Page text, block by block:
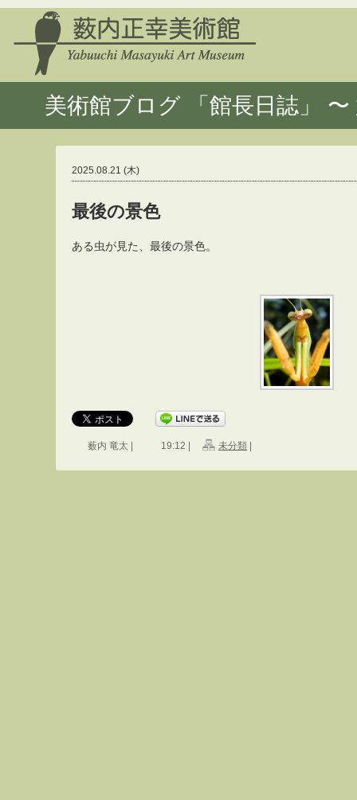
美術館ブログ 「館長日誌」
2025.08.21 (木)
最後の景色
ある虫が見た、最後の景色。
薮内 竜太 | 19:12 | 未分類